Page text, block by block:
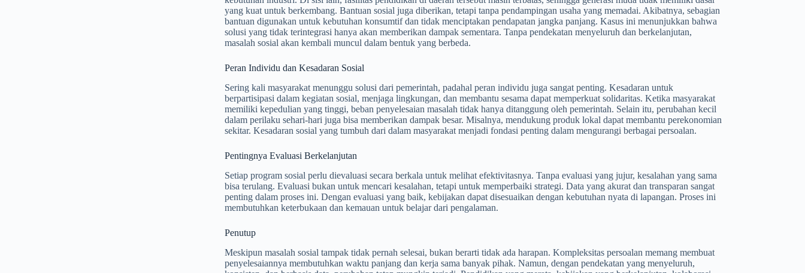
yang kuat untuk berkembang. Bantuan sosial juga diberikan, tetapi tanpa pendampingan usaha yang memadai. Akibatnya, sebagian
bantuan digunakan untuk kebutuhan konsumtif dan tidak menciptakan pendapatan jangka panjang. Kasus ini menunjukkan bahwa
solusi yang tidak terintegrasi hanya akan memberikan dampak sementara. Tanpa pendekatan menyeluruh dan berkelanjutan,
masalah sosial akan kembali muncul dalam bentuk yang berbeda.
Peran Individu dan Kesadaran Sosial
Sering kali masyarakat menunggu solusi dari pemerintah, padahal peran individu juga sangat penting. Kesadaran untuk
berpartisipasi dalam kegiatan sosial, menjaga lingkungan, dan membantu sesama dapat memperkuat solidaritas. Ketika masyarakat
memiliki kepedulian yang tinggi, beban penyelesaian masalah tidak hanya ditanggung oleh pemerintah. Selain itu, perubahan kecil
dalam perilaku sehari-hari juga bisa memberikan dampak besar. Misalnya, mendukung produk lokal dapat membantu perekonomian
sekitar. Kesadaran sosial yang tumbuh dari dalam masyarakat menjadi fondasi penting dalam mengurangi berbagai persoalan.
Pentingnya Evaluasi Berkelanjutan
Setiap program sosial perlu dievaluasi secara berkala untuk melihat efektivitasnya. Tanpa evaluasi yang jujur, kesalahan yang sama
bisa terulang. Evaluasi bukan untuk mencari kesalahan, tetapi untuk memperbaiki strategi. Data yang akurat dan transparan sangat
penting dalam proses ini. Dengan evaluasi yang baik, kebijakan dapat disesuaikan dengan kebutuhan nyata di lapangan. Proses ini
membutuhkan keterbukaan dan kemauan untuk belajar dari pengalaman.
Penutup
Meskipun masalah sosial tampak tidak pernah selesai, bukan berarti tidak ada harapan. Kompleksitas persoalan memang membuat
penyelesaiannya membutuhkan waktu panjang dan kerja sama banyak pihak. Namun, dengan pendekatan yang menyeluruh,